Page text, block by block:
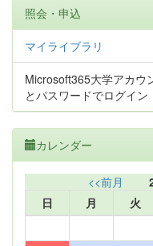
照会・申込
マイライブラリ
Microsoft365大学アカウ
とパスワードでログイン
カレンダー
<<前月
日
月 火